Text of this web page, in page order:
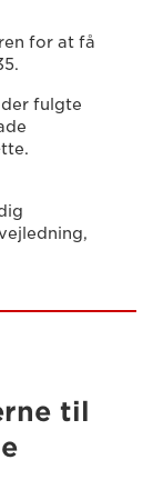
for at få
der fulgte
til